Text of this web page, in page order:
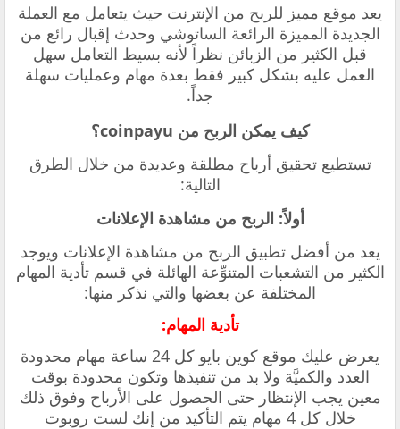
يعد موقع مميز للربح من الإنترنت حيث يتعامل مع العملة
الجديدة المميزة الرائعة الساتوشي وحدث إقبال رائع من
قبل الكثير من الزبائن نظراً لأنه بسيط التعامل سهل
العمل عليه بشكل كبير فقط بعدة مهام وعمليات سهلة
جداً.
كيف يمكن الربح من coinpayu؟
تستطيع تحقيق أرباح مطلقة وعديدة من خلال الطرق
التالية:
أولاً: الربح من مشاهدة الإعلانات
يعد من أفضل تطبيق الربح من مشاهدة الإعلانات ويوجد
الكثير من التشعبات المتنوِّعة الهائلة في قسم تأدية المهام
المختلفة عن بعضها والتي نذكر منها:
تأدية المهام:
يعرض عليك موقع كوين بايو كل 24 ساعة مهام محدودة
العدد والكميَّة ولا بد من تنفيذها وتكون محدودة بوقت
معين يجب الإنتظار حتى الحصول على الأرباح وفوق ذلك
خلال كل 4 مهام يتم التأكيد من إنك لست روبوت